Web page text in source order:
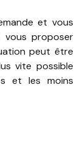
et vous
proposer
peut être
vite possible
et les moins